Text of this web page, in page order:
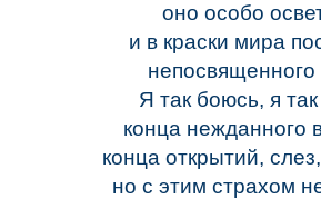
оно особо
и в краски мира
Я так боюсь, я
конца нежданного
конца открытий,
но с этим страхом